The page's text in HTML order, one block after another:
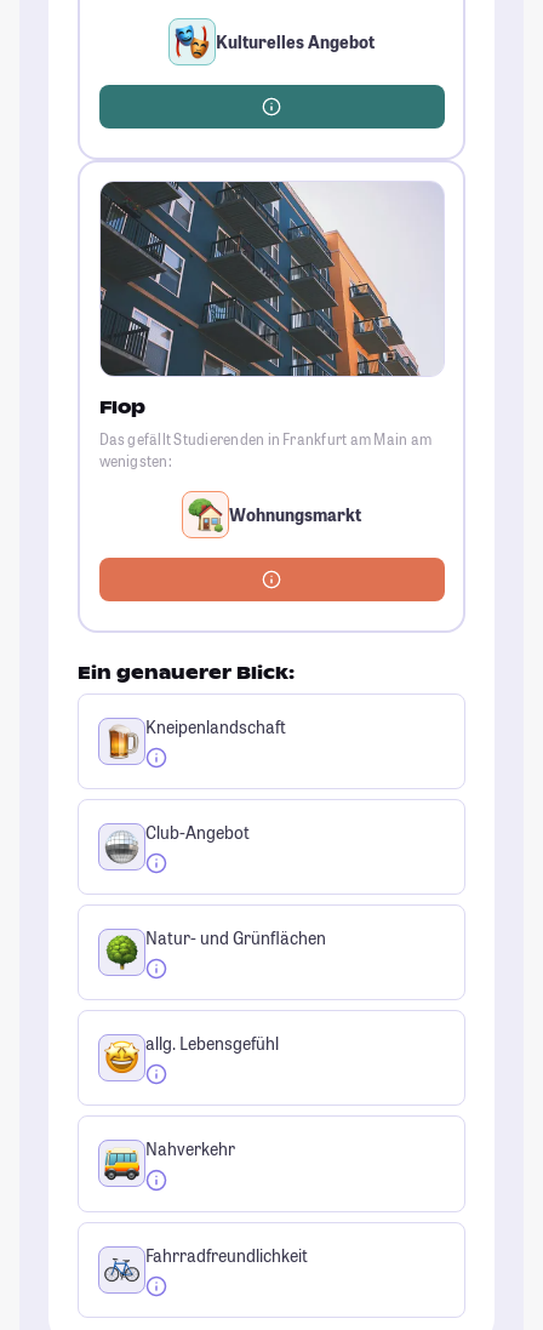
Kulturelles Angebot
Flop
Das gefällt Studierenden in Frankfurt am Main am
wenigsten:
Wohnungsmarkt
Ein genauerer Blick:
Kneipenlandschaft
Club-Angebot
Natur- und Grünflächen
allg. Lebensgefühl
Nahverkehr
Fahrradfreundlichkeit